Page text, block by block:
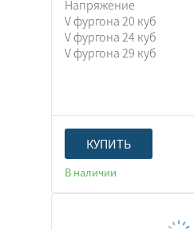
Напряжение
V фургона 20 куб
V фургона 24 куб
V фургона 29 куб
КУПИТЬ
В наличии